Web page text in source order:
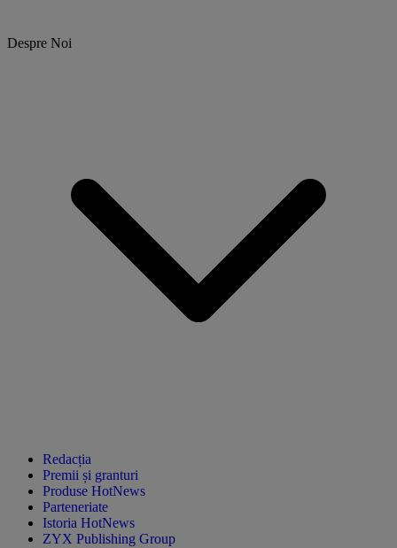
Despre Noi
Redacția
Premii și granturi
Produse HotNews
Parteneriate
Istoria HotNews
ZYX Publishing Group